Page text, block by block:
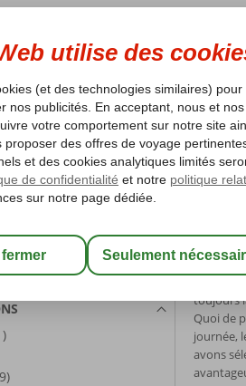
2026 LAST MINUTES
de vacances Garantie du prix le
2 Personnes
Modifier les participants
toujours
Quoi de
journée,
avons